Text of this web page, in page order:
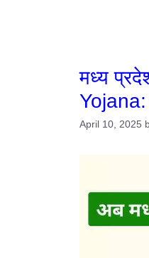
मध्य
April 10, 2025